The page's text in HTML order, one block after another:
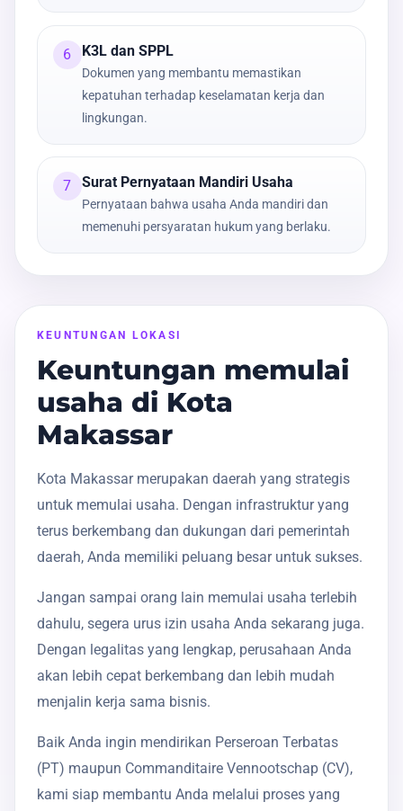
6 K3L dan SPPL
Dokumen yang membantu memastikan
kepatuhan terhadap keselamatan kerja dan
lingkungan.
7 Surat Pernyataan Mandiri Usaha
Pernyataan bahwa usaha Anda mandiri dan
memenuhi persyaratan hukum yang berlaku.
KEUNTUNGAN LOKASI
Keuntungan memulai
usaha di Kota
Makassar
Kota Makassar merupakan daerah yang strategis
untuk memulai usaha. Dengan infrastruktur yang
terus berkembang dan dukungan dari pemerintah
daerah, Anda memiliki peluang besar untuk sukses.
Jangan sampai orang lain memulai usaha terlebih
dahulu, segera urus izin usaha Anda sekarang juga.
Dengan legalitas yang lengkap, perusahaan Anda
akan lebih cepat berkembang dan lebih mudah
menjalin kerja sama bisnis.
Baik Anda ingin mendirikan Perseroan Terbatas
(PT) maupun Commanditaire Vennootschap (CV),
kami siap membantu Anda melalui proses yang